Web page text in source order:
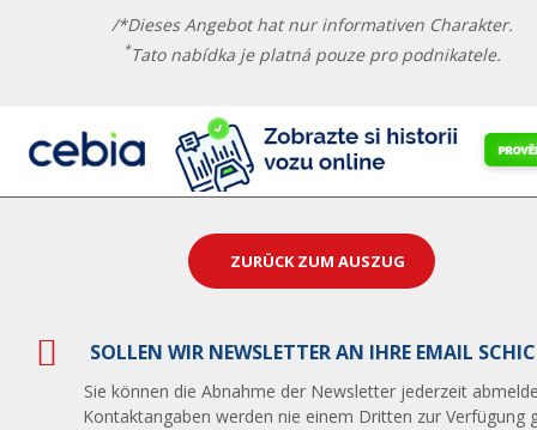
/*Dieses Angebot hat nur informativen Charakter.
*Tato nabídka je platná pouze pro podnikatele.
ZURÜCK ZUM AUSZUG
SOLLEN WIR NEWSLETTER AN IHRE EMAIL
Sie können die Abnahme der Newsletter jederzeit
Kontaktangaben werden nie einem Dritten zur Verfügung